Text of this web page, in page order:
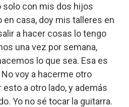
solo con mis dos hijos
casa, doy mis talleres en
a hacer cosas lo tengo
una vez por semana,
lo que sea. Esa es
voy a hacerme otro
esto a otro lado, y además
Yo no sé tocar la guitarra.